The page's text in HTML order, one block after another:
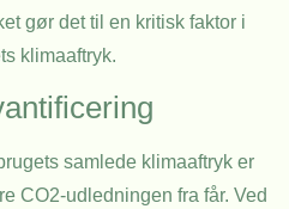
gør det til en kritisk faktor i
klimaaftryk.
samlede klimaaftryk er
CO2-udledningen fra får. Ved